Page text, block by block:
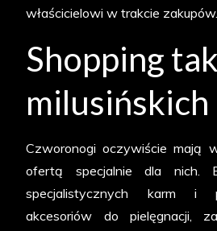
właścicielowi w trakcie zakupów.
Shopping
milusińskich
Czworonogi oczywiście mają
ofertą specjalnie dla nich.
specjalistycznych karm i
akcesoriów do pielęgnacji,